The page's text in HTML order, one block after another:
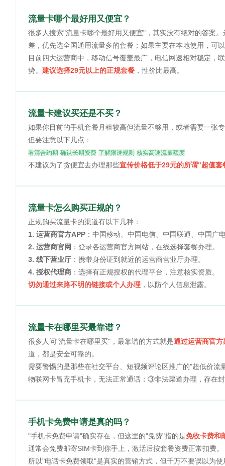
流量卡哪个最好用又便宜？
很多人搜索"流量卡哪个最好用又便宜"，其实没有绝对的答案
差，优先选全国通用流量多的套餐；如果主要在本地使用，可
目前四大运营商中，移动信号覆盖最广，电信网速相对稳定，
势。 建议选择29元以上的正规套餐 ，性价比最高。
流量卡建议买还是不买？
如果你目前的手机套餐月租较高但流量不够用，或者需要一张
但要注意以下几点：
看清合约期 确认长期资费 了解限速规则 核实高速流量额度
不建议为了贪便宜去办理那些宣传价格低于29元的所谓"超值套
流量卡怎么购买正规的？
正规购买流量卡的渠道有以下几种：
1. 运营商官方APP ：中国移动、中国电信、中国联通、中国广
2. 运营商官网 ：登录各运营商官方网站，在线选择套餐办理。
3. 线下营业厅 ：携带身份证到就近的运营商营业厅办理。
4. 授权代理商 ：选择有正规授权的代理平台，注意核实资质。
切勿通过来路不明的链接或个人办理 ，以防个人信息泄露。
流量卡在哪里买最靠谱？
很多人问"流量卡在哪里买"，最靠谱的方式就是通过运营商官方
道，都是安全可靠的。
需要警惕的是那些在社交平台、短视频评论区推广的"超低价
物联网卡冒充手机卡，无法正常通话；③非法渠道办理，存在
手机卡免费申请是真的吗？
"手机卡免费申请"确实存在，但这里的"免费"指的是免收卡费和
通常会免费邮寄SIM卡到你手上，激活后按套餐资费正常扣费。
所以"电话卡免费领取"是真实的营销方式，但千万不要误以为